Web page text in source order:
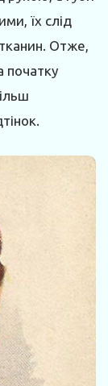
їх слід
Отже,
початку